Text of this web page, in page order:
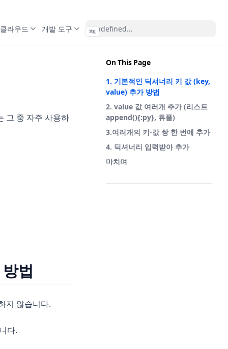
클라우드 개발 도구 ⌘K
On This Page
1. 기본적인 딕셔너리 키 값 (key,
value) 추가 방법
2. value 값 여러개 추가 (리스트
append(){:py}, 튜플)
3.여러개의 키-값 쌍 한 번에 추가
4. 딕셔너리 입력받아 추가
마치며
그 중 자주 사용하
법
지 않습니다.
다.